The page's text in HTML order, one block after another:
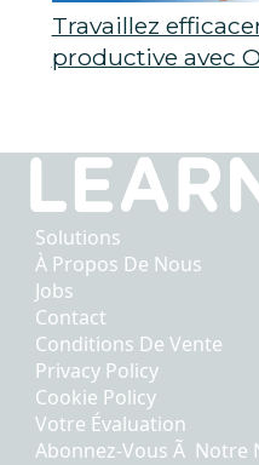
Travaillez
productive avec
Solutions
À Propos De Nous
Jobs
Contact
Conditions De Vente
Privacy Policy
Cookie Policy
Votre Évaluation
Abonnez-Vous Ã Notre